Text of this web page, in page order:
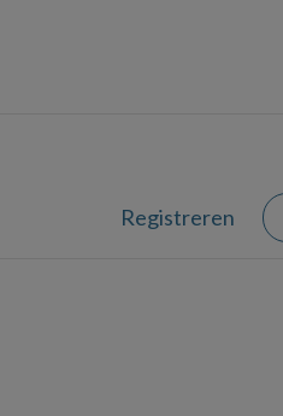
Registreren